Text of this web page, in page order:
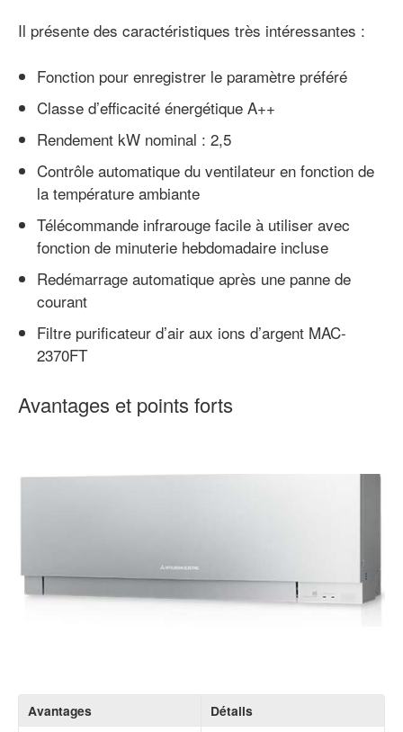
Il présente des caractéristiques très intéressantes :
Fonction pour enregistrer le paramètre préféré
Classe d’efficacité énergétique A++
Rendement kW nominal : 2,5
Contrôle automatique du ventilateur en fonction de
la température ambiante
Télécommande infrarouge facile à utiliser avec
fonction de minuterie hebdomadaire incluse
Redémarrage automatique après une panne de
courant
Filtre purificateur d’air aux ions d’argent MAC-
2370FT
Avantages et points forts
Avantages Détails